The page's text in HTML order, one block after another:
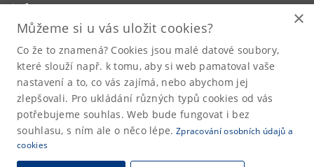
Informace
Zpět na hlavní web
Odkazy
Prohlášení o přístupnosti
Prohlášení o zpracování osobních údajů
Kontakty
×
Můžeme si u vás uložit cookies?
Co že to znamená? Cookies jsou malé datové soubory,
které slouží např. k tomu, aby si web pamatoval vaše
nastavení a to, co vás zajímá, nebo abychom jej
zlepšovali. Pro ukládání různých typů cookies od vás
potřebujeme souhlas. Web bude fungovat i bez
souhlasu, s ním ale o něco lépe. Zpracování osobních údajů a
cookies